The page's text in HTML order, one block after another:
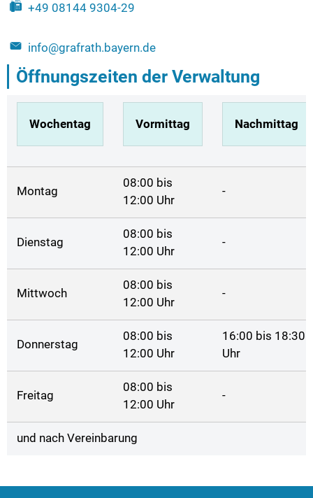
+49 08144 9304-29
info@grafrath.bayern.de
Öffnungszeiten der Verwaltung
Wochentag Vormittag Nachmittag
Montag
08:00 bis
12:00 Uhr
-
Dienstag
08:00 bis
12:00 Uhr
-
Mittwoch
08:00 bis
12:00 Uhr
-
Donnerstag
08:00 bis
12:00 Uhr
16:00 bis 18:30
Uhr
Freitag
08:00 bis
12:00 Uhr
-
und nach Vereinbarung